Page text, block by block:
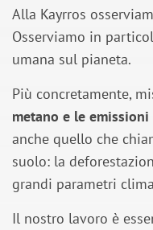
Alla Kayrros
Osserviamo in
umana sul pianeta.
Più concretamente,
metano e le emissioni
anche quello che
suolo: la
grandi parametri
Il nostro lavoro è